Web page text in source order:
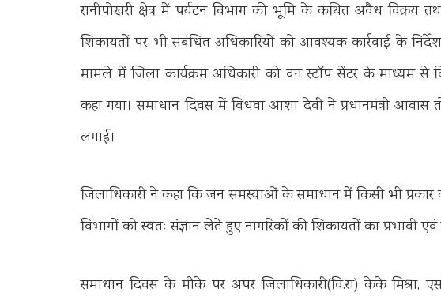
रानीपोखरी क्षेत्र में पर्यटन विभाग की भूमि के कथित अवैध विक्रय
शिकायतों पर भी संबंधित अधिकारियों को आवश्यक कार्रवाई के
मामले में जिला कार्यक्रम अधिकारी को वन स्टॉप सेंटर के माध्यम से
कहा गया। समाधान दिवस में विधवा आशा देवी ने प्रधानमंत्री आवास
लगाई।
जिलाधिकारी ने कहा कि जन समस्याओं के समाधान में किसी भी प्रकार
विभागों को स्वतः संज्ञान लेते हुए नागरिकों की शिकायतों का प्रभावी एवं
समाधान दिवस के मौके पर अपर जिलाधिकारी(वि.रा) केके मिश्रा,